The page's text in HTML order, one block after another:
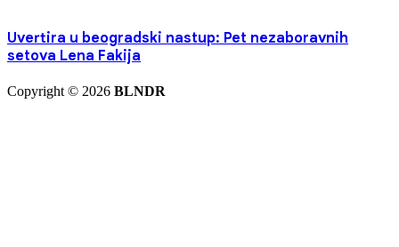
Uvertira u beogradski nastup: Pet nezaboravnih
setova Lena Fakija
Copyright © 2026 BLNDR